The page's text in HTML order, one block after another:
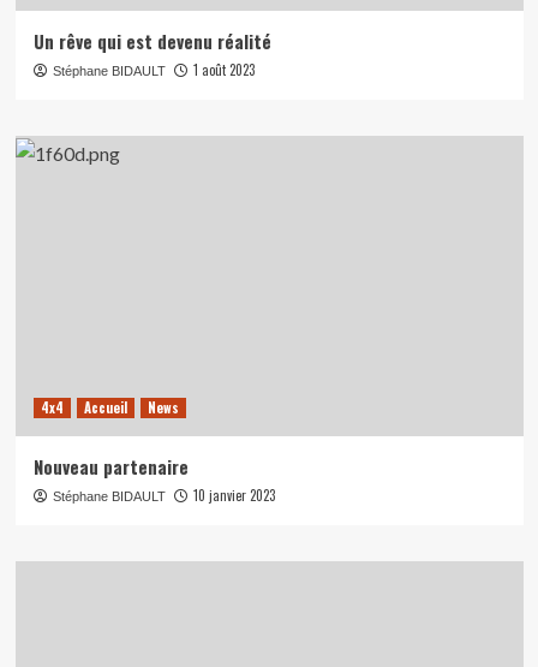
Un rêve qui est devenu réalité
Stéphane BIDAULT 1 août 2023
4x4 Accueil News
Nouveau partenaire
Stéphane BIDAULT 10 janvier 2023